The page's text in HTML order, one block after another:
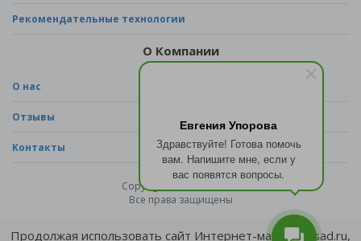
Евгения Упорова
Здравствуйте! Готова помочь
вам. Напишите мне, если у
вас появятся вопросы.
Рекомендательные технологии
О Компании
О нас
Отзывы
Контакты
Copyright © 2026 - sad.ru
Все права защищены
Продолжая использовать сайт Интернет-магазина sad.ru,